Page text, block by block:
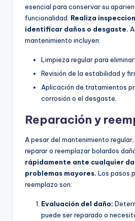
esencial para conservar su
funcionalidad. Realiza
identificar daños o desgaste.
mantenimiento incluyen:
Limpieza regular para
Revisión de la estabilidad y
Aplicación de tratamientos
corrosión o el desgaste.
Reparación y
A pesar del mantenimiento
reparar o reemplazar bolardos
rápidamente ante cualquier
problemas mayores. Los pasos
reemplazo son:
Evaluación del daño:
puede ser reparado o